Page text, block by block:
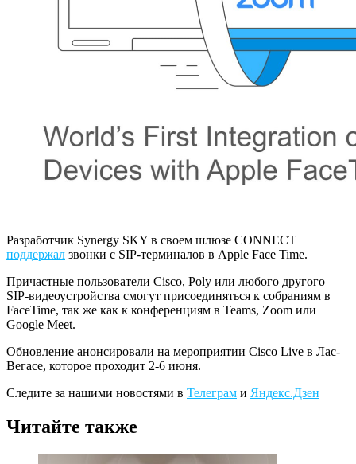
Разработчик Synergy SKY в своем шлюзе CONNECT
поддержал звонки с SIP-терминалов в Apple Face Time.
Причастные пользователи Cisco, Poly или любого другого
SIP-видеоустройства смогут присоединяться к собраниям в
FaceTime, так же как к конференциям в Teams, Zoom или
Google Meet.
Обновление анонсировали на мероприятии Cisco Live в Лас-
Вегасе, которое проходит 2-6 июня.
Следите за нашими новостями в Телеграм и Яндекс.Дзен
Читайте также